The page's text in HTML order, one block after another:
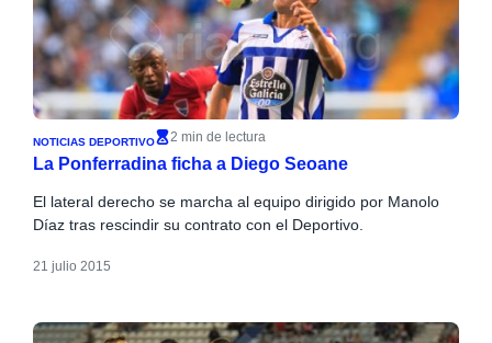
NOTICIAS DEPORTIVO 2 min de lectura
La Ponferradina ficha a Diego Seoane
El lateral derecho se marcha al equipo dirigido por Manolo
Díaz tras rescindir su contrato con el Deportivo.
21 julio 2015